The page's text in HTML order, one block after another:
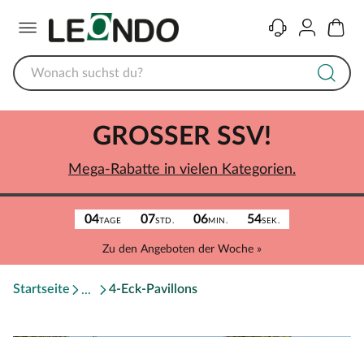
KontaktKonto
04TAGE 07STD. 06MIN. 54SEK.
Zu den Angeboten der Woche »
GROSSER SSV!
Mega-Rabatte in vielen Kategorien.
Startseite 4-Eck-Pavillons